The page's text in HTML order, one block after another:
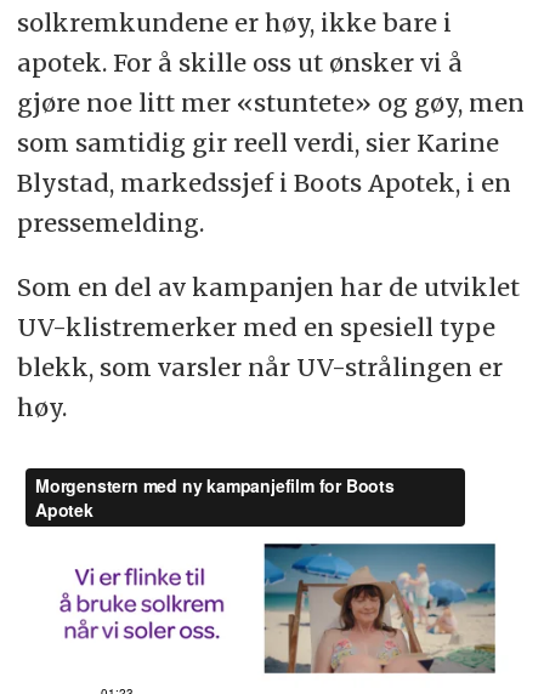
solkremkundene er høy, ikke bare i
apotek. For å skille oss ut ønsker vi å
gjøre noe litt mer «stuntete» og gøy, men
som samtidig gir reell verdi, sier Karine
Blystad, markedssjef i Boots Apotek, i en
pressemelding.
Som en del av kampanjen har de utviklet
UV-klistremerker med en spesiell type
blekk, som varsler når UV-strålingen er
høy.